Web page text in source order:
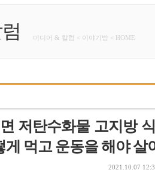
미디어 & 칼럼 < 이야기방 < HOME
저탄수화물 고지방
게 먹고 운동을 해야 살
2021.10.07